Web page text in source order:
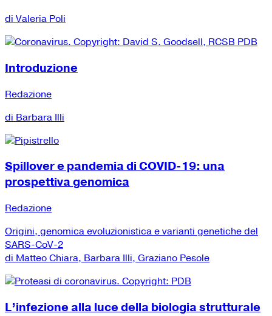
di Valeria Poli
Introduzione
Redazione
di Barbara Illi
Spillover e pandemia di COVID-19: una
prospettiva genomica
Redazione
Origini, genomica evoluzionistica e varianti genetiche del
SARS-CoV-2
di Matteo Chiara, Barbara Illi, Graziano Pesole
L’infezione alla luce della biologia strutturale